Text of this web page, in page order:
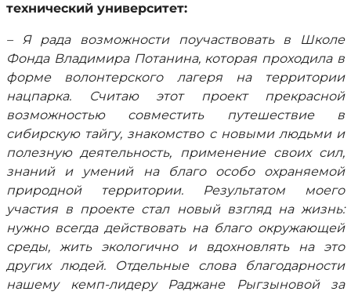
технический университет:
– Я рада возможности поучаствовать в Школе
Фонда Владимира Потанина, которая проходила в
форме волонтерского лагеря на территории
нацпарка. Считаю этот проект прекрасной
возможностью совместить путешествие в
сибирскую тайгу, знакомство с новыми людьми и
полезную деятельность, применение своих сил,
знаний и умений на благо особо охраняемой
природной территории. Результатом моего
участия в проекте стал новый взгляд на жизнь:
нужно всегда действовать на благо окружающей
среды, жить экологично и вдохновлять на это
других людей. Отдельные слова благодарности
нашему кемп-лидеру Раджане Рыгзыновой за